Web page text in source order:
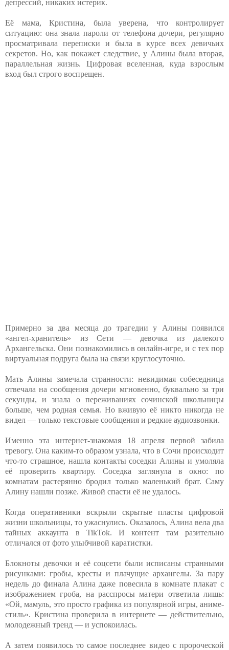
депрессий, никаких истерик.
Её мама, Кристина, была уверена, что контролирует
ситуацию: она знала пароли от телефона дочери, регулярно
просматривала переписки и была в курсе всех девичьих
секретов. Но, как покажет следствие, у Алины была вторая,
параллельная жизнь. Цифровая вселенная, куда взрослым
вход был строго воспрещен.
Примерно за два месяца до трагедии у Алины появился
«ангел-хранитель» из Сети — девочка из далекого
Архангельска. Они познакомились в онлайн-игре, и с тех пор
виртуальная подруга была на связи круглосуточно.
Мать Алины замечала странности: невидимая собеседница
отвечала на сообщения дочери мгновенно, буквально за три
секунды, и знала о переживаниях сочинской школьницы
больше, чем родная семья. Но вживую её никто никогда не
видел — только текстовые сообщения и редкие аудиозвонки.
Именно эта интернет-знакомая 18 апреля первой забила
тревогу. Она каким-то образом узнала, что в Сочи происходит
что-то страшное, нашла контакты соседки Алины и умоляла
её проверить квартиру. Соседка заглянула в окно: по
комнатам растерянно бродил только маленький брат. Саму
Алину нашли позже. Живой спасти её не удалось.
Когда оперативники вскрыли скрытые пласты цифровой
жизни школьницы, то ужаснулись. Оказалось, Алина вела два
тайных аккаунта в TikTok. И контент там разительно
отличался от фото улыбчивой каратистки.
Блокноты девочки и её соцсети были исписаны странными
рисунками: гробы, кресты и плачущие архангелы. За пару
недель до финала Алина даже повесила в комнате плакат с
изображением гроба, на расспросы матери ответила лишь:
«Ой, мамуль, это просто графика из популярной игры, аниме-
стиль». Кристина проверила в интернете — действительно,
молодежный тренд — и успокоилась.
А затем появилось то самое последнее видео с пророческой